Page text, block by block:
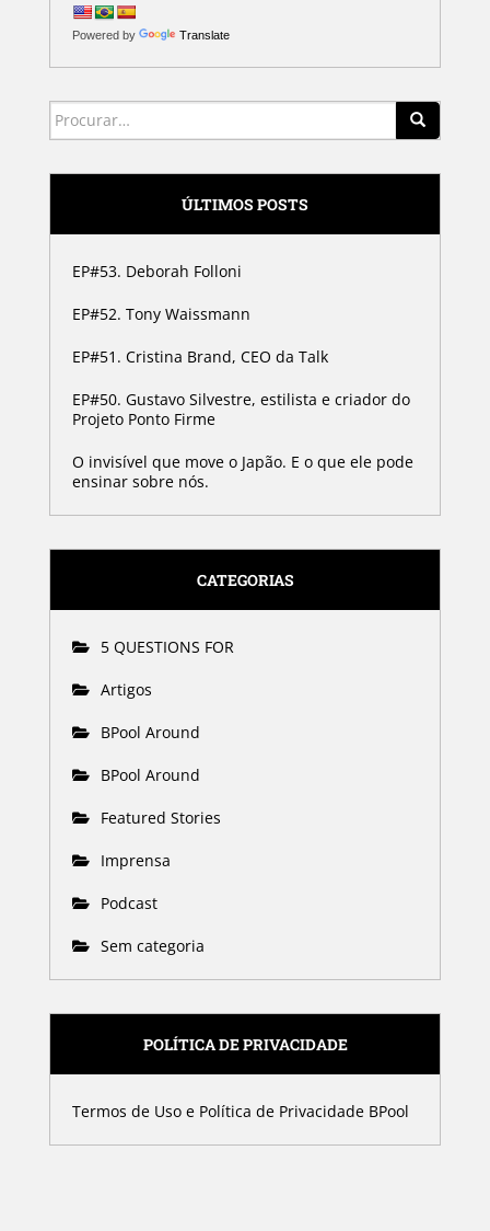
Powered by Translate
Search for:
ÚLTIMOS POSTS
EP#53. Deborah Folloni
EP#52. Tony Waissmann
EP#51. Cristina Brand, CEO da Talk
EP#50. Gustavo Silvestre, estilista e criador do
Projeto Ponto Firme
O invisível que move o Japão. E o que ele pode
ensinar sobre nós.
CATEGORIAS
5 QUESTIONS FOR
Artigos
BPool Around
BPool Around
Featured Stories
Imprensa
Podcast
Sem categoria
POLÍTICA DE PRIVACIDADE
Termos de Uso e Política de Privacidade BPool